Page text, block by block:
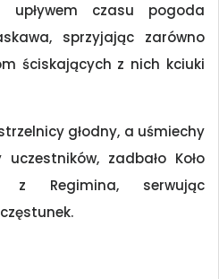
upływem czasu pogoda
sprzyjając zarówno
ściskających z nich kciuki
głodny, a uśmiechy
zadbało Koło
z Regimina, serwując